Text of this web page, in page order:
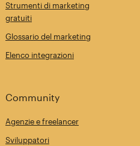
Strumenti di marketing
gratuiti
Glossario del marketing
Elenco integrazioni
Community
Agenzie e freelancer
Sviluppatori